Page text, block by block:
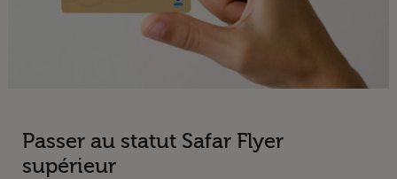
Passer au statut Safar Flyer
supérieur